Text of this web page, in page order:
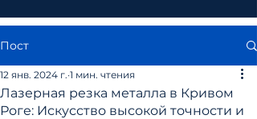
Пост
Лазерная резка металла в Кривом
Роге: Искусство высокой точности и
12 янв. 2024 г. 1 мин. чтения